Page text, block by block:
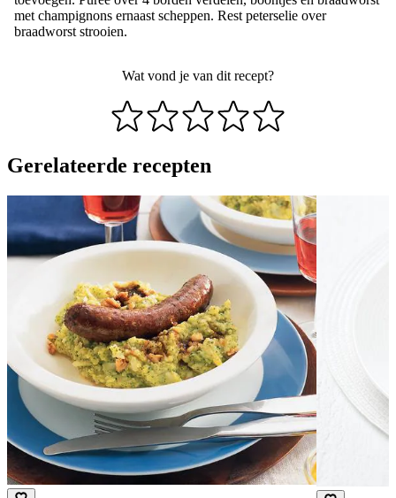
met champignons ernaast scheppen. Rest peterselie over
braadworst strooien.
Wat vond je van dit recept?
Gerelateerde recepten